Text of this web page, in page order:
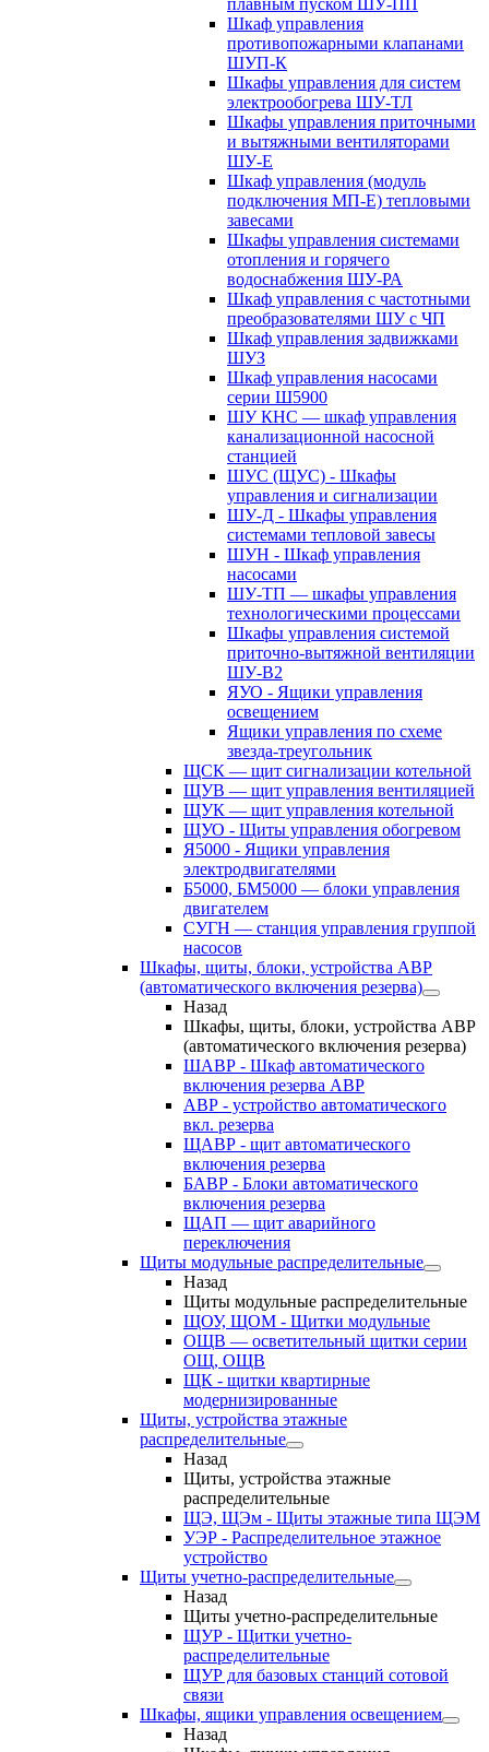
плавным пуском ШУ-ПП
Шкаф управления
противопожарными клапанами
ШУП-К
Шкафы управления для систем
электрообогрева ШУ-ТЛ
Шкафы управления приточными
и вытяжными вентиляторами
ШУ-Е
Шкаф управления (модуль
подключения МП-Е) тепловыми
завесами
Шкафы управления системами
отопления и горячего
водоснабжения ШУ-РА
Шкаф управления с частотными
преобразователями ШУ с ЧП
Шкаф управления задвижками
ШУЗ
Шкаф управления насосами
серии Ш5900
ШУ КНС — шкаф управления
канализационной насосной
станцией
ШУС (ЩУС) - Шкафы
управления и сигнализации
ШУ-Д - Шкафы управления
системами тепловой завесы
ШУН - Шкаф управления
насосами
ШУ-ТП — шкафы управления
технологическими процессами
Шкафы управления системой
приточно-вытяжной вентиляции
ШУ-В2
ЯУО - Ящики управления
освещением
Ящики управления по схеме
звезда-треугольник
ЩСК — щит сигнализации котельной
ЩУВ — щит управления вентиляцией
ЩУК — щит управления котельной
ЩУО - Щиты управления обогревом
Я5000 - Ящики управления
электродвигателями
Б5000, БМ5000 — блоки управления
двигателем
СУГН — станция управления группой
насосов
Шкафы, щиты, блоки, устройства АВР
(автоматического включения резерва)
Назад
Шкафы, щиты, блоки, устройства АВР
(автоматического включения резерва)
ШАВР - Шкаф автоматического
включения резерва АВР
АВР - устройство автоматического
вкл. резерва
ЩАВР - щит автоматического
включения резерва
БАВР - Блоки автоматического
включения резерва
ЩАП — щит аварийного
переключения
Щиты модульные распределительные
Назад
Щиты модульные распределительные
ЩОУ, ЩОМ - Щитки модульные
ОЩВ — осветительный щитки серии
ОЩ, ОЩВ
ЩК - щитки квартирные
модернизированные
Щиты, устройства этажные
распределительные
Назад
Щиты, устройства этажные
распределительные
ЩЭ, ЩЭм - Щиты этажные типа ЩЭМ
УЭР - Распределительное этажное
устройство
Щиты учетно-распределительные
Назад
Щиты учетно-распределительные
ЩУР - Щитки учетно-
распределительные
ЩУР для базовых станций сотовой
связи
Шкафы, ящики управления освещением
Назад